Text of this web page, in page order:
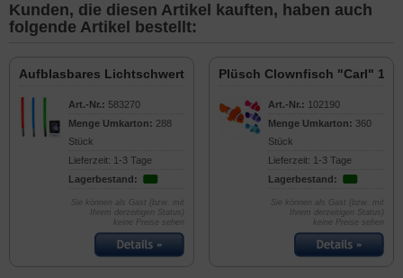
Kunden, die diesen Artikel kauften, haben auch
folgende Artikel bestellt:
Aufblasbares Lichtschwert 85cm
Art.-Nr.: 583270
Menge Umkarton: 288
Stück
Lieferzeit: 1-3 Tage
Lagerbestand:
Sie können als Gast (bzw. mit
Ihrem derzeitigen Status)
keine Preise sehen
Plüsch Clownfisch "Carl"
Art.-Nr.: 102190
Menge Umkarton: 360
Stück
Lieferzeit: 1-3 Tage
Lagerbestand:
Sie können als Gast (bzw. mit
Ihrem derzeitigen Status)
keine Preise sehen